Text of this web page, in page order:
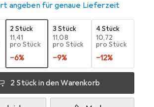
angeben für genaue Lieferzeit
2 Stück
EUR
11,41
pro Stück
−6%
3 Stück
EUR
11,08
pro Stück
−9%
4 Stück
EUR
10,72
pro Stück
−12%
2 Stück in den Warenkorb